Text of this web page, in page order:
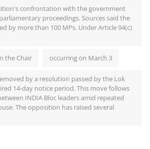
confrontation with the government
proceedings. Sources said the
by more than 100 MPs. Under Article 94(c)
the Chair occurring on March 3
by a resolution passed by the Lok
14-day notice period. This move follows
INDIA Bloc leaders amid repeated
The opposition has raised several